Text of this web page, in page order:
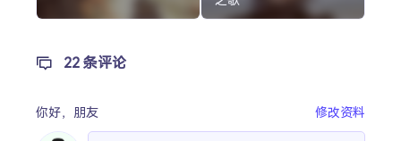
22 条评论
你好， 朋友 修改资料